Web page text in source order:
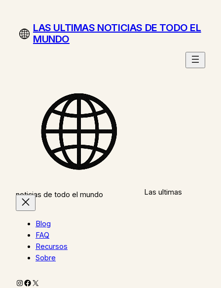
contenidoLAS ULTIMAS NOTICIAS DE TODO EL
MUNDO
Las ultimas
noticias de todo el mundo
Blog
FAQ
Recursos
Sobre
Instagram
Facebook
X